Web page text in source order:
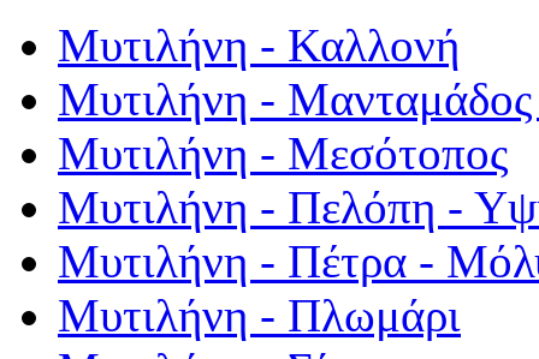
Μυτιλήνη - Καλλονή
Μυτιλήνη - Μανταμάδος
Μυτιλήνη - Μεσότοπος
Μυτιλήνη - Πελόπη -
Μυτιλήνη - Πέτρα -
Μυτιλήνη - Πλωμάρι